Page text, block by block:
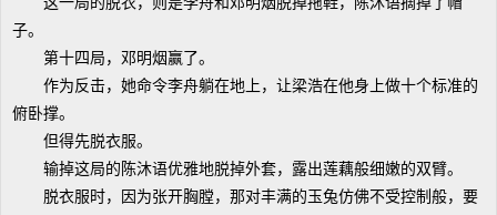
子。
第十四局，邓明烟赢了。
作为反击，她命令李舟躺在地上，让梁浩在他身上做十个标准的
俯卧撑。
但得先脱衣服。
输掉这局的陈沐语优雅地脱掉外套，露出莲藕般细嫩的双臂。
脱衣服时，因为张开胸膛，那对丰满的玉兔仿佛不受控制般，要